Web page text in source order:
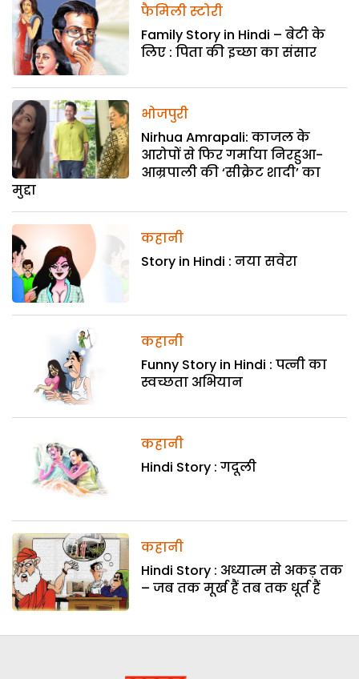
फैमिली स्टोरी
Family Story in Hindi – बेटी के
लिए : पिता की इच्छा का संसार
भोजपुरी
Nirhua Amrapali: काजल के
आरोपों से फिर गर्माया निरहुआ-
आम्रपाली की ‘सीक्रेट शादी’ का
मुद्दा
कहानी
Story in Hindi : नया सवेरा
कहानी
Funny Story in Hindi : पत्नी का
स्वच्छता अभियान
कहानी
Hindi Story : गदूली
कहानी
Hindi Story : अध्यात्म से अकड़ तक
– जब तक मूर्ख हैं तब तक धूर्त हैं